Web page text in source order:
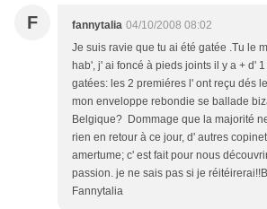
F fannytalia 04/10/2008 08:02
Je suis ravie que tu ai été gatée .Tu le
hab', j' ai foncé à pieds joints il y a + d'
gatées: les 2 premiéres l' ont reçu dés
mon enveloppe rebondie se ballade
Belgique? Dommage que la majorité
rien en retour à ce jour, d' autres
amertume; c' est fait pour nous
passion. je ne sais pas si je
Fannytalia